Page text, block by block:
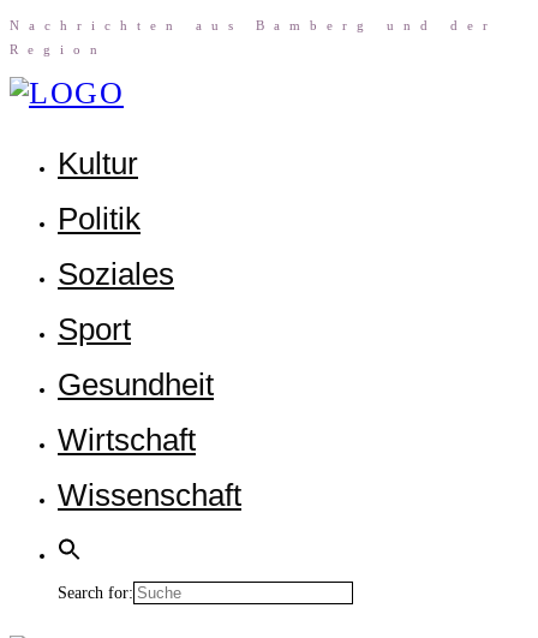
Nach­rich­ten aus Bam­berg und der
Region
Kul­tur
Poli­tik
Sozia­les
Sport
Gesund­heit
Wirt­schaft
Wis­sen­schaft
Search for: